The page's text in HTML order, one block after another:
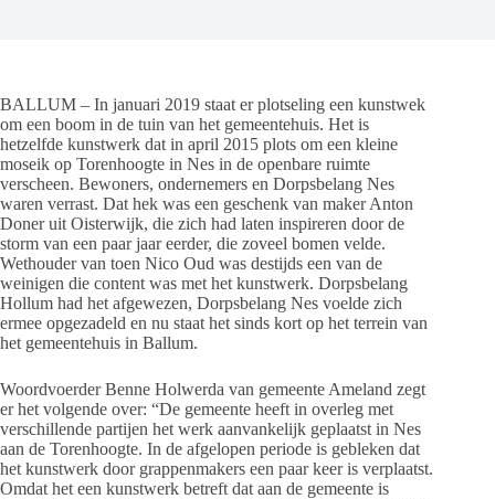
BALLUM – In januari 2019 staat er plotseling een kunstwek
om een boom in de tuin van het gemeentehuis. Het is
hetzelfde kunstwerk dat in april 2015 plots om een kleine
moseik op Torenhoogte in Nes in de openbare ruimte
verscheen. Bewoners, ondernemers en Dorpsbelang Nes
waren verrast. Dat hek was een geschenk van maker Anton
Doner uit Oisterwijk, die zich had laten inspireren door de
storm van een paar jaar eerder, die zoveel bomen velde.
Wethouder van toen Nico Oud was destijds een van de
weinigen die content was met het kunstwerk. Dorpsbelang
Hollum had het afgewezen, Dorpsbelang Nes voelde zich
ermee opgezadeld en nu staat het sinds kort op het terrein van
het gemeentehuis in Ballum.
Woordvoerder Benne Holwerda van gemeente Ameland zegt
er het volgende over: “De gemeente heeft in overleg met
verschillende partijen het werk aanvankelijk geplaatst in Nes
aan de Torenhoogte. In de afgelopen periode is gebleken dat
het kunstwerk door grappenmakers een paar keer is verplaatst.
Omdat het een kunstwerk betreft dat aan de gemeente is